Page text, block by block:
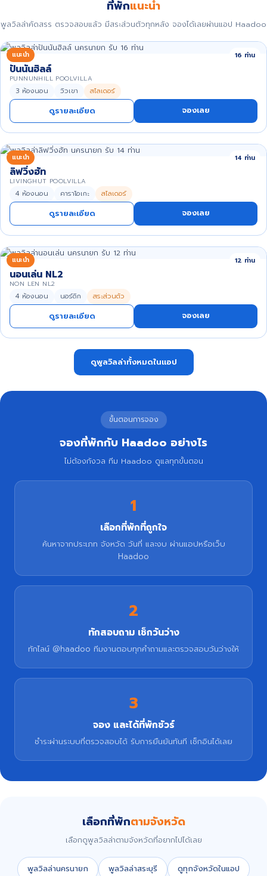
ที่พักแนะนำ
พูลวิลล่าคัดสรร ตรวจสอบแล้ว มีสระส่วนตัวทุกหลัง จองได้เลยผ่านแอป Haadoo
แนะนำ 16 ท่าน
ปันนันฮิลล์
PUNNUNHILL POOLVILLA
3 ห้องนอน วิวเขา สไลเดอร์
ดูรายละเอียด จองเลย
แนะนำ 14 ท่าน
ลิฟวิ่งฮัท
LIVINGHUT POOLVILLA
4 ห้องนอน คาราโอเกะ สไลเดอร์
ดูรายละเอียด จองเลย
แนะนำ 12 ท่าน
นอนเล่น NL2
NON LEN NL2
4 ห้องนอน นอร์ดิก สระส่วนตัว
ดูรายละเอียด จองเลย
ดูพูลวิลล่าทั้งหมดในแอป
ขั้นตอนการจอง
จองที่พักกับ Haadoo อย่างไร
ไม่ต้องกังวล ทีม Haadoo ดูแลทุกขั้นตอน
1
เลือกที่พักที่ถูกใจ
ค้นหาจากประเภท จังหวัด วันที่ และงบ ผ่านแอปหรือเว็บ
Haadoo
2
ทักสอบถาม เช็กวันว่าง
ทักไลน์ @haadoo ทีมงานตอบทุกคำถามและตรวจสอบวันว่างให้
3
จอง และได้ที่พักชัวร์
ชำระผ่านระบบที่ตรวจสอบได้ รับการยืนยันทันที เช็กอินได้เลย
เลือกที่พักตามจังหวัด
เลือกดูพูลวิลล่าตามจังหวัดที่อยากไปได้เลย
พูลวิลล่านครนายก พูลวิลล่าสระบุรี ดูทุกจังหวัดในแอป